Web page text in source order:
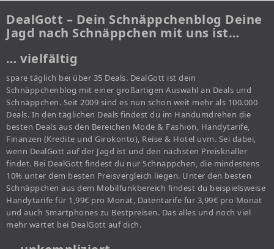
DealGott – Dein Schnäppchenblog Deine
Jagd nach Schnäppchen mit uns ist…
… vielfältig
spare täglich bei über 35 Deals. DealGott ist dein
Schnäppchenblog mit einer großartigen Auswahl an Deals und
Schnäppchen. Seit 2009 sind es nun schon weit mehr als 100.000
Deals. In den täglichen Deals findest du im Handumdrehen die
besten Deals aus den Bereichen Mode & Fashion, Handytarife,
Finanzen (Kredite und Girokonto), Reise & Hotel uvm. Sei dabei,
wenn DealGott auf der Jagd ist und den nächsten Preisknaller
findet. Bei DealGott findest du nur Schnäppchen, die mindestens
10% unter dem besten Preisvergleich liegen. Unter den besten
Schnäppchen aus dem Mobilfunkbereich findest du beispielsweise
Handytarife für 1,99€ pro Monat, Datentarife für 3,99€ pro Monat
und auch Smartphones zu Bestpreisen. Das alles und noch viel
mehr wartet bei DealGott auf dich.